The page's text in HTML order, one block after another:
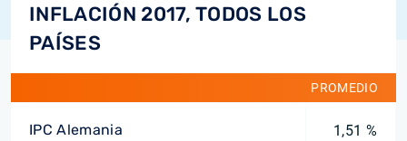
INFLACIÓN 2017, TODOS LOS
PAÍSES
PROMEDIO
IPC Alemania 1,51 %